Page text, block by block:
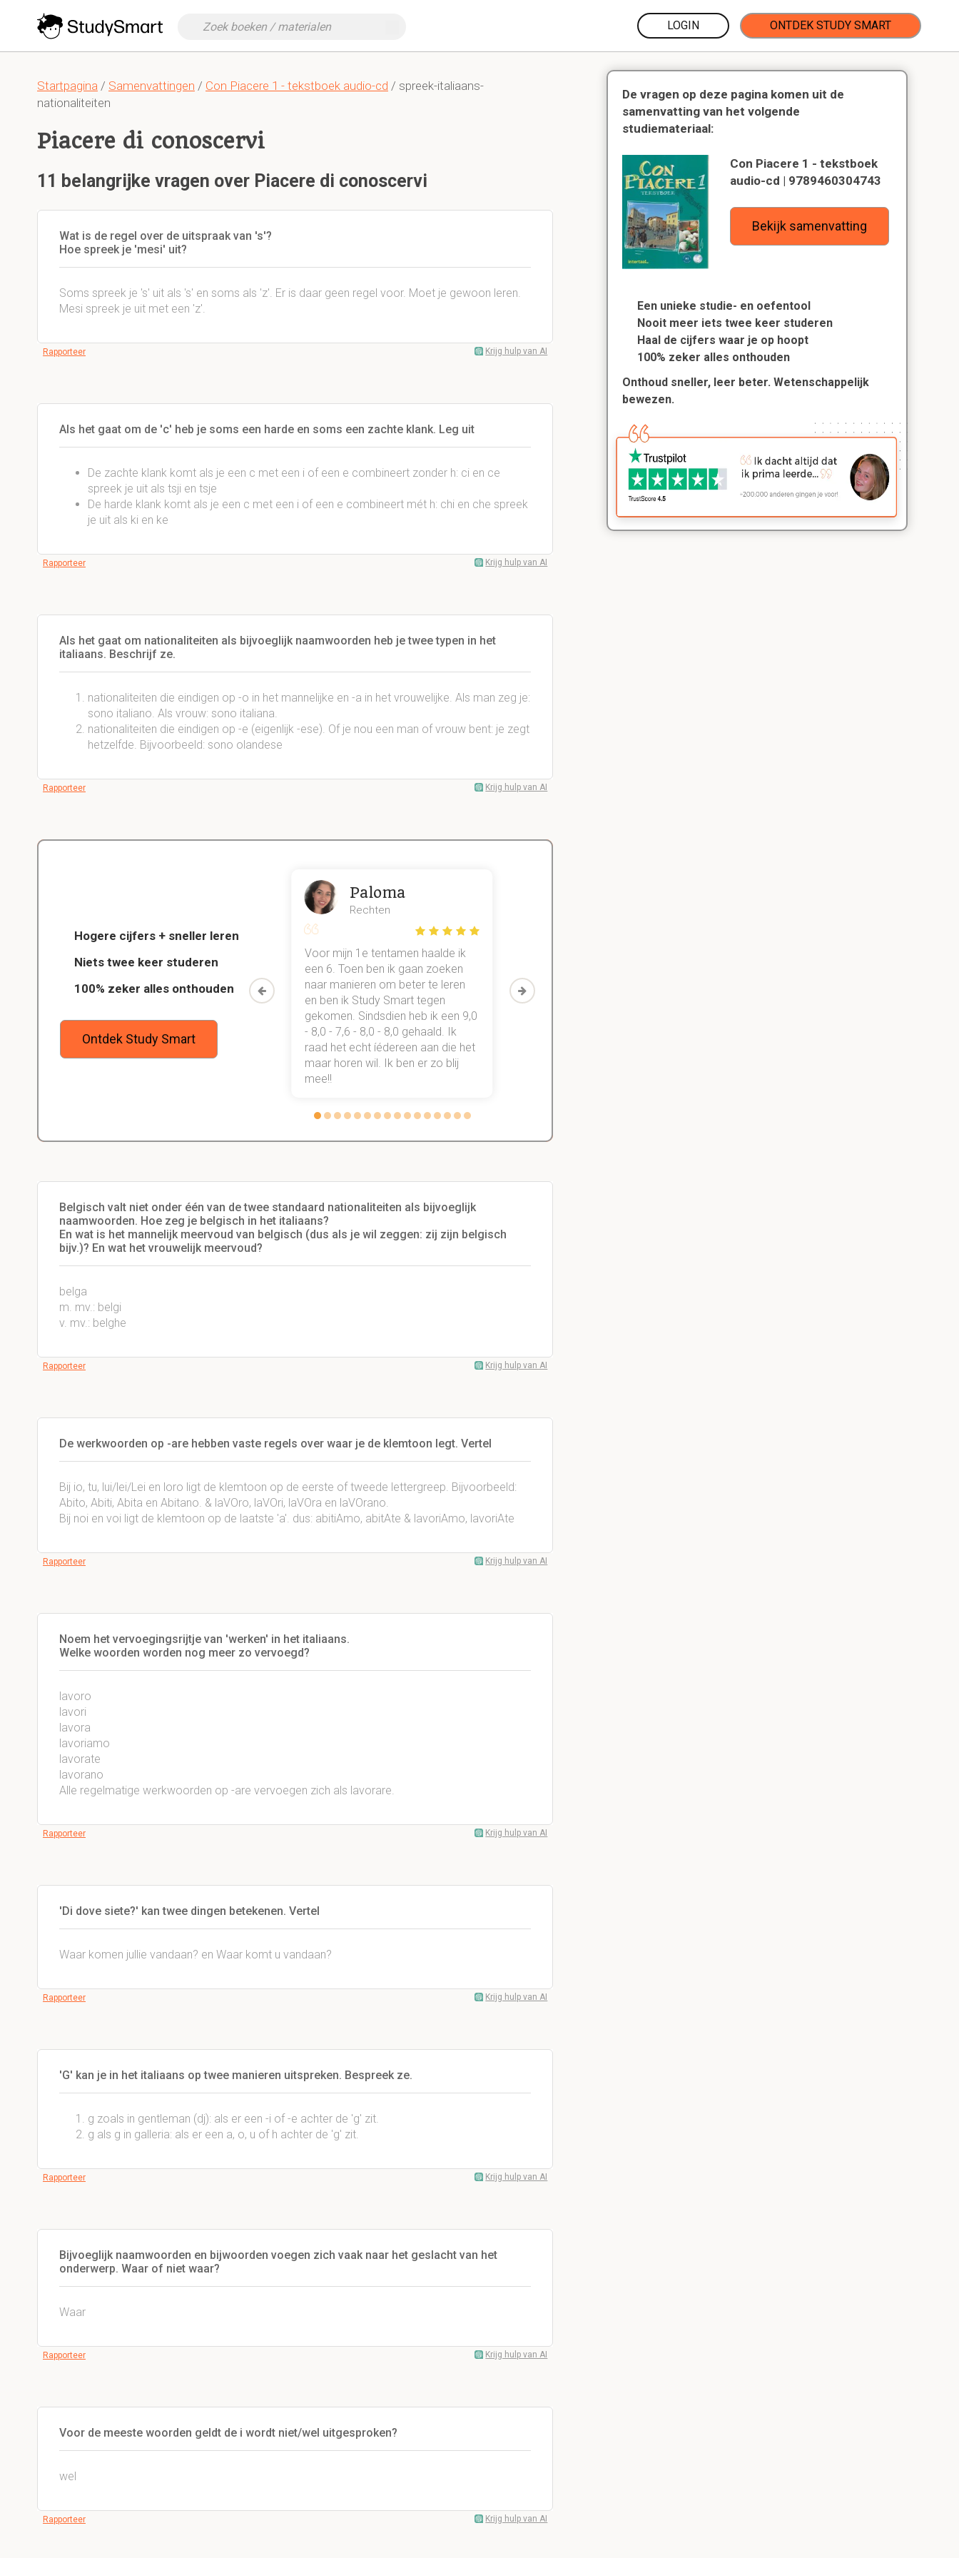
LOGIN ONTDEK STUDY SMART
Startpagina / Samenvattingen / Con Piacere 1 - tekstboek audio-cd / spreek-italiaans-
nationaliteiten
Piacere di conoscervi
11 belangrijke vragen over Piacere di conoscervi
Wat is de regel over de uitspraak van 's'?
Hoe spreek je 'mesi' uit?
Soms spreek je 's' uit als 's' en soms als 'z'. Er is daar geen regel voor. Moet je gewoon leren.
Mesi spreek je uit met een 'z'.
Rapporteer Krijg hulp van AI
Als het gaat om de 'c' heb je soms een harde en soms een zachte klank. Leg uit
De zachte klank komt als je een c met een i of een e combineert zonder h: ci en ce
spreek je uit als tsji en tsje
De harde klank komt als je een c met een i of een e combineert mét h: chi en che spreek
je uit als ki en ke
Rapporteer Krijg hulp van AI
Als het gaat om nationaliteiten als bijvoeglijk naamwoorden heb je twee typen in het
italiaans. Beschrijf ze.
nationaliteiten die eindigen op -o in het mannelijke en -a in het vrouwelijke. Als man zeg je:
sono italiano. Als vrouw: sono italiana.
nationaliteiten die eindigen op -e (eigenlijk -ese). Of je nou een man of vrouw bent: je zegt
hetzelfde. Bijvoorbeeld: sono olandese
Rapporteer Krijg hulp van AI
Hogere cijfers + sneller leren
Niets twee keer studeren
100% zeker alles onthouden
Ontdek Study Smart
jaar al mn examens gehaald en
ook veel betere punten gehaald.
onder de knie, waarmee ik zeker
weet dat ik de rest van mijn studie
Paloma
Rechten
Voor mijn 1e tentamen haalde ik
een 6. Toen ben ik gaan zoeken
naar manieren om beter te leren
en ben ik Study Smart tegen
gekomen. Sindsdien heb ik een 9,0
- 8,0 - 7,6 - 8,0 - 8,0 gehaald. Ik
raad het echt íédereen aan die het
maar horen wil. Ik ben er zo blij
mee!!
vakken. Sinds ik mijn
aantekeningen digitaal maak in
Belgisch valt niet onder één van de twee standaard nationaliteiten als bijvoeglijk
naamwoorden. Hoe zeg je belgisch in het italiaans?
En wat is het mannelijk meervoud van belgisch (dus als je wil zeggen: zij zijn belgisch
bijv.)? En wat het vrouwelijk meervoud?
belga
m. mv.: belgi
v. mv.: belghe
Rapporteer Krijg hulp van AI
De werkwoorden op -are hebben vaste regels over waar je de klemtoon legt. Vertel
Bij io, tu, lui/lei/Lei en loro ligt de klemtoon op de eerste of tweede lettergreep. Bijvoorbeeld:
Abito, Abiti, Abita en Abitano. & laVOro, laVOri, laVOra en laVOrano.
Bij noi en voi ligt de klemtoon op de laatste 'a'. dus: abitiAmo, abitAte & lavoriAmo, lavoriAte
Rapporteer Krijg hulp van AI
Noem het vervoegingsrijtje van 'werken' in het italiaans.
Welke woorden worden nog meer zo vervoegd?
lavoro
lavori
lavora
lavoriamo
lavorate
lavorano
Alle regelmatige werkwoorden op -are vervoegen zich als lavorare.
Rapporteer Krijg hulp van AI
'Di dove siete?' kan twee dingen betekenen. Vertel
Waar komen jullie vandaan? en Waar komt u vandaan?
Rapporteer Krijg hulp van AI
'G' kan je in het italiaans op twee manieren uitspreken. Bespreek ze.
g zoals in gentleman (dj): als er een -i of -e achter de 'g' zit.
g als g in galleria: als er een a, o, u of h achter de 'g' zit.
Rapporteer Krijg hulp van AI
Bijvoeglijk naamwoorden en bijwoorden voegen zich vaak naar het geslacht van het
onderwerp. Waar of niet waar?
Waar
Rapporteer Krijg hulp van AI
Voor de meeste woorden geldt de i wordt niet/wel uitgesproken?
wel
Rapporteer Krijg hulp van AI
De vragen op deze pagina komen uit de
samenvatting van het volgende
studiemateriaal:
Con Piacere 1 - tekstboek
audio-cd | 9789460304743
Bekijk samenvatting
Een unieke studie- en oefentool
Nooit meer iets twee keer studeren
Haal de cijfers waar je op hoopt
100% zeker alles onthouden
Onthoud sneller, leer beter. Wetenschappelijk
bewezen.